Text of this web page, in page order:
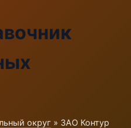
округ » ЗАО Контур